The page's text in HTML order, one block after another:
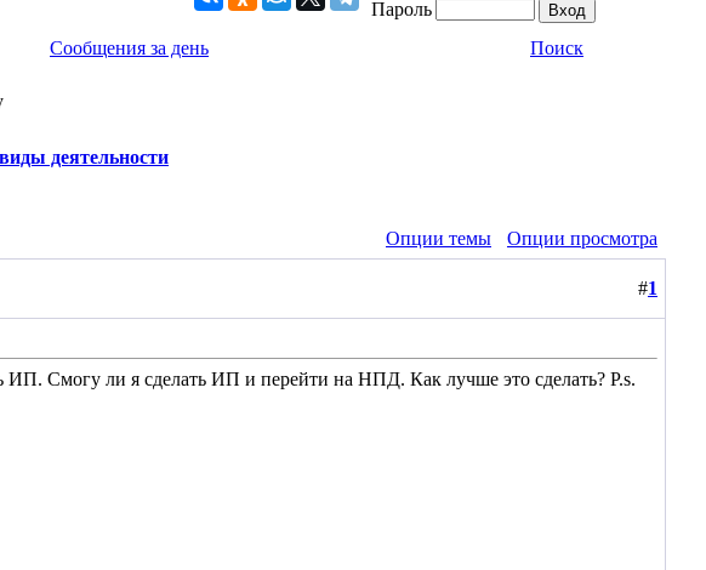
Пароль
Сообщения за день Поиск
деятельности
Опции темы
Опции просмотра
#1
ИП. Смогу ли я сделать ИП и перейти на НПД. Как лучше это сделать? P.s.